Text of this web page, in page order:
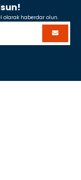
olarak haberdar olun.